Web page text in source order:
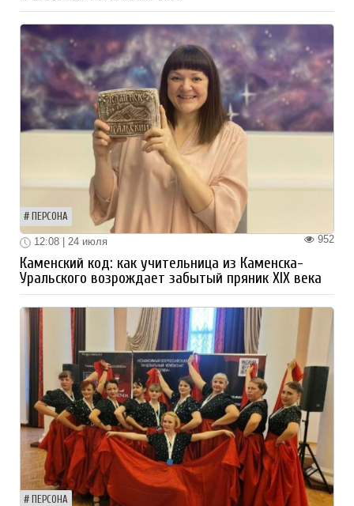
ПЕРСОНА
952
12:08 | 24 июля
Каменский код: как учительница из Каменска-
Уральского возрождает забытый пряник XIX века
ПЕРСОНА